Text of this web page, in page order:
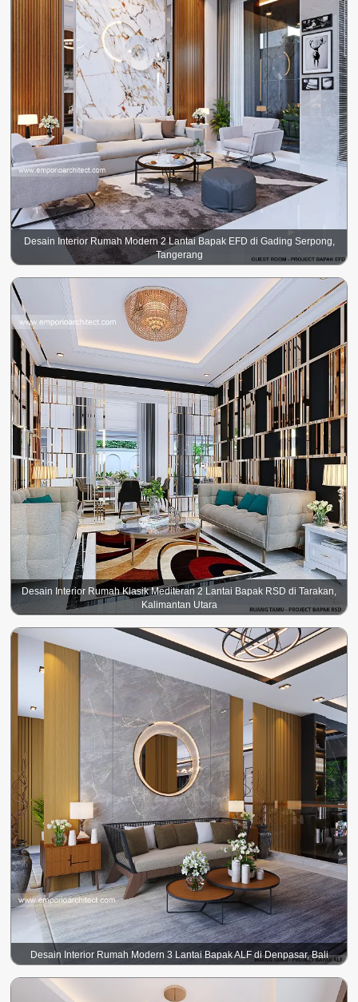
Desain Interior Rumah Modern 2 Lantai Bapak EFD di Gading Serpong,
Tangerang
Desain Interior Rumah Klasik Mediteran 2 Lantai Bapak RSD di Tarakan,
Kalimantan Utara
Desain Interior Rumah Modern 3 Lantai Bapak ALF di Denpasar, Bali